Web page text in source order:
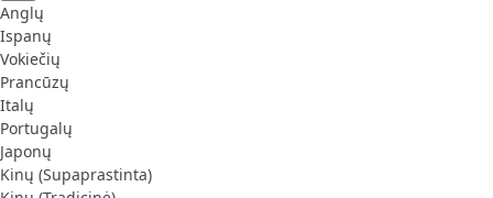
Anglų
Ispanų
Vokiečių
Prancūzų
Italų
Portugalų
Japonų
Kinų (Supaprastinta)